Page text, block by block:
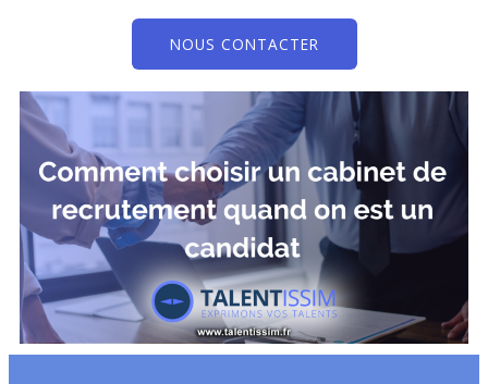
NOUS CONTACTER